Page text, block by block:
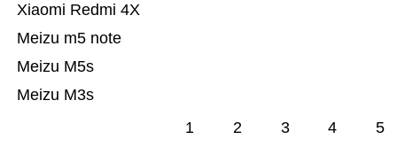
Meizu M3s
Meizu M5s
Meizu m5 note
Xiaomi Redmi 4X
1 2 3 4 5